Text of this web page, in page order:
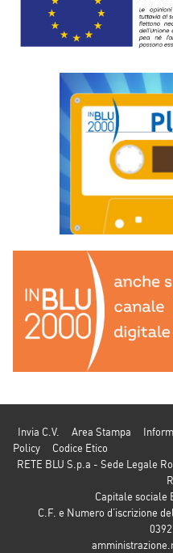
Invia C.V. Area Stampa
Policy
Codice Etico
RETE BLU S.p.a - Sede Legale
Capitale sociale
C.F. e Numero d’iscrizione